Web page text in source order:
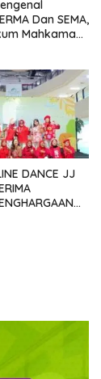
Dan SEMA,
Mahkamah
DANCE JJ